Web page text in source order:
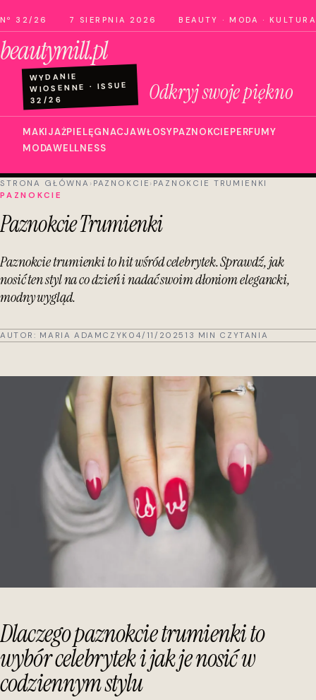
Nº 32/26 7 SIERPNIA 2026 BEAUTY · MODA · KULTURA
beautymill.pl
WYDANIE
WIOSENNE · ISSUE
32/26 Odkryj swoje piękno
MAKIJAŻPIELĘGNACJAWŁOSYPAZNOKCIEPERFUMY
MODAWELLNESS
STRONA GŁÓWNA › PAZNOKCIE › PAZNOKCIE TRUMIENKI
PAZNOKCIE
Paznokcie Trumienki
Paznokcie trumienki to hit wśród celebrytek. Sprawdź, jak
nosić ten styl na co dzień i nadać swoim dłoniom elegancki,
modny wygląd.
AUTOR: MARIA ADAMCZYK 04/11/2025 13 MIN CZYTANIA
Dlaczego paznokcie trumienki to
wybór celebrytek i jak je nosić w
codziennym stylu